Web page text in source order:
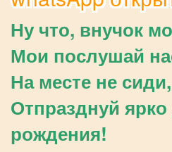
Ну что, внучок
Мои послушай
На месте не
Отпразднуй
рождения!